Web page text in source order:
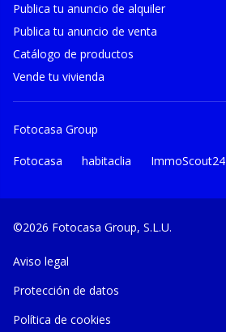
Publica tu anuncio de alquiler
Publica tu anuncio de venta
Catálogo de productos
Vende tu vivienda
Fotocasa Group
Fotocasa habitaclia ImmoScout24
©2026 Fotocasa Group, S.L.U.
Aviso legal
Protección de datos
Política de cookies